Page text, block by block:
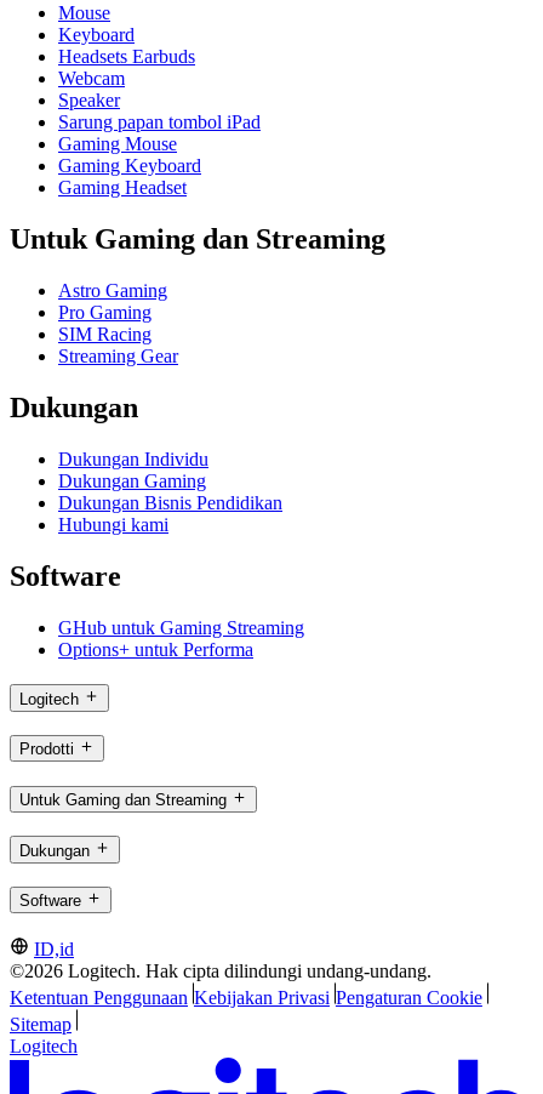
Mouse
Keyboard
Headsets Earbuds
Webcam
Speaker
Sarung papan tombol iPad
Gaming Mouse
Gaming Keyboard
Gaming Headset
Untuk Gaming dan Streaming
Astro Gaming
Pro Gaming
SIM Racing
Streaming Gear
Dukungan
Dukungan Individu
Dukungan Gaming
Dukungan Bisnis Pendidikan
Hubungi kami
Software
GHub untuk Gaming Streaming
Options+ untuk Performa
Logitech
Prodotti
Untuk Gaming dan Streaming
Dukungan
Software
ID,id
©2026 Logitech. Hak cipta dilindungi undang-undang.
Ketentuan Penggunaan Kebijakan Privasi Pengaturan Cookie
Sitemap
Logitech